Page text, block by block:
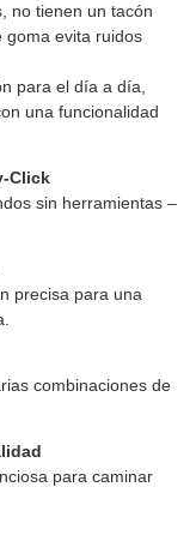
no tienen un tacón
goma evita ruidos
para el día a día,
una funcionalidad
Click
sin herramientas –
precisa para una
combinaciones de
para caminar